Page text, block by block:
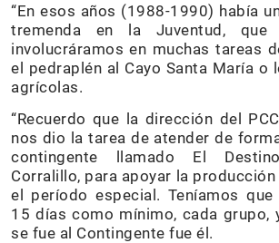
“En esos años (1988-1990) había
tremenda en la Juventud,
involucráramos en muchas tareas
el pedraplén al Cayo Santa María o
agrícolas.
“Recuerdo que la dirección del
nos dio la tarea de atender de
contingente llamado El
Corralillo, para apoyar la
el período especial. Teníamos
15 días como mínimo, cada grupo,
se fue al Contingente fue él.